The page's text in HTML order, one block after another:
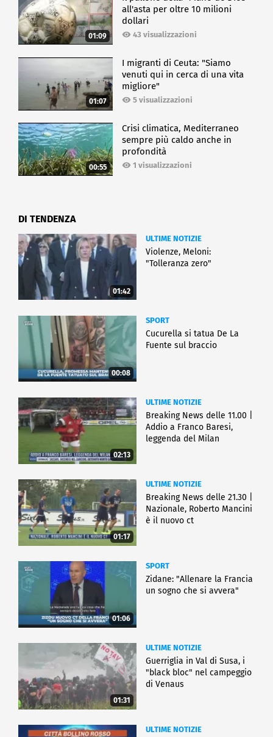
01:09
all'asta per oltre 10 milioni
dollari
43 visualizzazioni
01:07
I migranti di Ceuta: "Siamo
venuti qui in cerca di una vita
migliore"
5 visualizzazioni
00:55
Crisi climatica, Mediterraneo
sempre più caldo anche in
profondità
1 visualizzazioni
DI TENDENZA
01:42
ULTIME NOTIZIE
Violenze, Meloni:
"Tolleranza zero"
00:08
SPORT
Cucurella si tatua De La
Fuente sul braccio
02:13
ULTIME NOTIZIE
Breaking News delle 11.00 |
Addio a Franco Baresi,
leggenda del Milan
01:17
ULTIME NOTIZIE
Breaking News delle 21.30 |
Nazionale, Roberto Mancini
è il nuovo ct
01:06
SPORT
Zidane: "Allenare la Francia
un sogno che si avvera"
01:31
ULTIME NOTIZIE
Guerriglia in Val di Susa, i
"black bloc" nel campeggio
di Venaus
ULTIME NOTIZIE